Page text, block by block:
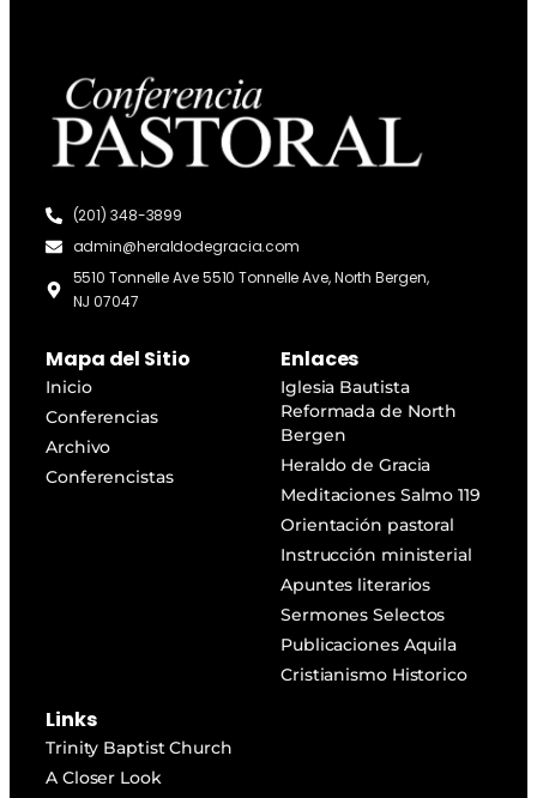
(201) 348-3899
admin@heraldodegracia.com
5510 Tonnelle Ave 5510 Tonnelle Ave, North Bergen,
NJ 07047
Mapa del Sitio
Inicio
Conferencias
Archivo
Conferencistas
Enlaces
Iglesia Bautista
Reformada de North
Bergen
Heraldo de Gracia
Meditaciones Salmo 119
Orientación pastoral
Instrucción ministerial
Apuntes literarios
Sermones Selectos
Publicaciones Aquila
Cristianismo Historico
Links
Trinity Baptist Church
A Closer Look